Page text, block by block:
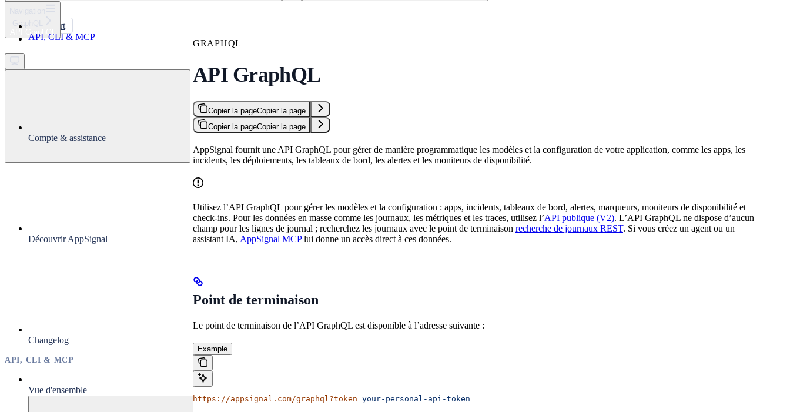
Support
Get started
GraphQL
API GraphQL
API, CLI & MCP
Compte & assistance
Découvrir AppSignal
Changelog
API, CLI & MCP
Vue d'ensemble
GRAPHQL
API GraphQL
Copier la pageCopier la page
Copier la pageCopier la page
AppSignal fournit une API GraphQL pour gérer de manière programmatique les modèles et la configuration de votre application, comme les apps, les
incidents, les déploiements, les tableaux de bord, les alertes et les moniteurs de disponibilité.
Utilisez l’API GraphQL pour gérer les modèles et la configuration : apps, incidents, tableaux de bord, alertes, marqueurs, moniteurs de disponibilité et
check-ins. Pour les données en masse comme les journaux, les métriques et les traces, utilisez l’API publique (V2). L’API GraphQL ne dispose d’aucun
champ pour les lignes de journal ; recherchez les journaux avec le point de terminaison recherche de journaux REST. Si vous créez un agent ou un
assistant IA, AppSignal MCPlui donne un accès direct à ces données.
Point de terminaison
Le point de terminaison de l’API GraphQL est disponible à l’adresse suivante :
Example
https://appsignal.com/graphql?token=your-personal-api-token